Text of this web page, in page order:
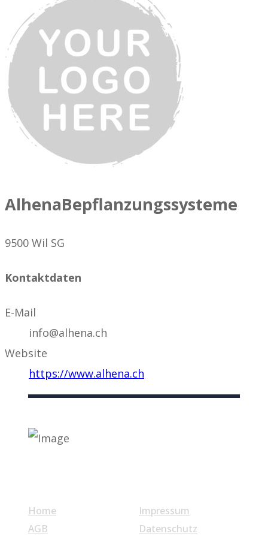
AlhenaBepflanzungssysteme
9500 Wil SG
Kontaktdaten
E-Mail
info@alhena.ch
Website
https://www.alhena.ch
Home
AGB
Impressum
Datenschutz